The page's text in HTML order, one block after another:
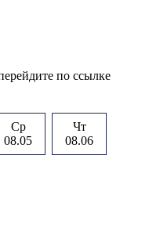
по ссылке
Ср
08.05
Чт
08.06